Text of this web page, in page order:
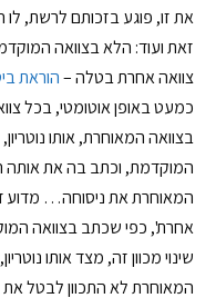
את זו, פוגע בזכותם לרשת,
זאת ועוד: הלא בצוואה
צוואה אחרת בטלה –הוראת
כמעט באופן אוטומטי, בכל
המוקדמת, וכתב בה את אותה
המאוחרת את ניסוחה… מדוע
אחרת', כפי שכתב בצוואה
שינוי מכוון זה, מצד אותו
המאוחרת לא התכוון לבטל